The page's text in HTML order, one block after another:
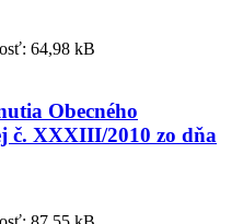
64,98 kB
Obecného
č. XXXIII/2010 zo dňa